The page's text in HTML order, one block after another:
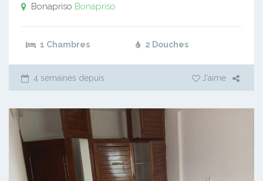
Bonapriso Bonapriso
1 Chambres 2 Douches
4 semaines depuis J'aime